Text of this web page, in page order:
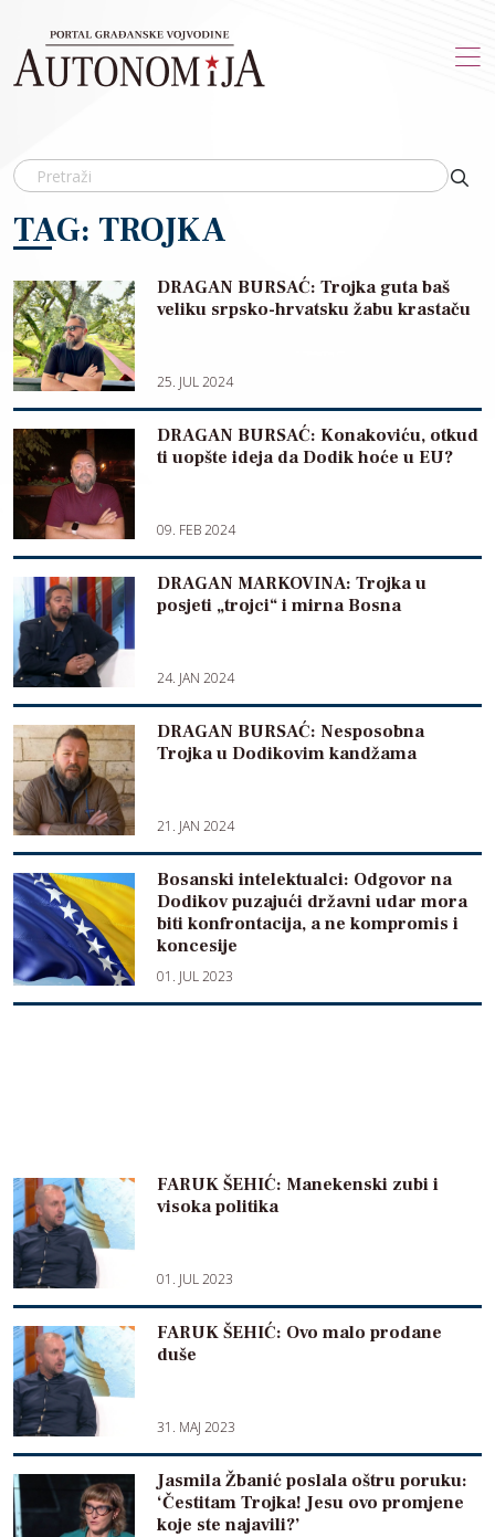
TAG: TROJKA
DRAGAN BURSAĆ: Trojka guta baš
veliku srpsko-hrvatsku žabu krastaču
25. JUL 2024
DRAGAN BURSAĆ: Konakoviću, otkud
ti uopšte ideja da Dodik hoće u EU?
09. FEB 2024
DRAGAN MARKOVINA: Trojka u
posjeti „trojci“ i mirna Bosna
24. JAN 2024
DRAGAN BURSAĆ: Nesposobna
Trojka u Dodikovim kandžama
21. JAN 2024
Bosanski intelektualci: Odgovor na
Dodikov puzajući državni udar mora
biti konfrontacija, a ne kompromis i
koncesije
01. JUL 2023
FARUK ŠEHIĆ: Manekenski zubi i
visoka politika
01. JUL 2023
FARUK ŠEHIĆ: Ovo malo prodane
duše
31. MAJ 2023
Jasmila Žbanić poslala oštru poruku:
‘Čestitam Trojka! Jesu ovo promjene
koje ste najavili?’